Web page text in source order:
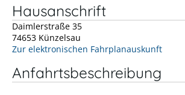
Hausanschrift
Daimlerstraße 35
74653 Künzelsau
Zur elektronischen Fahrplanauskunft
Anfahrtsbeschreibung